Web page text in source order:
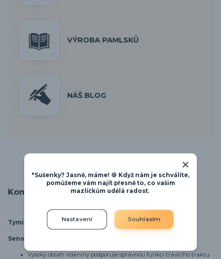
VÝROBA PAMLSKŮ
NÁŠ BLOG
Kompletní specifikace
Tymiánové sušenky
Seno:
Vysoký obsah vlákniny podporuje správnou funkci trávicího traktu
"Sušenky? Jasně, máme! 🍪 Když nám je schválíte,
pomůžeme vám najít přesně to, co vašim
mazlíčkům udělá radost.
Nastavení Souhlasím